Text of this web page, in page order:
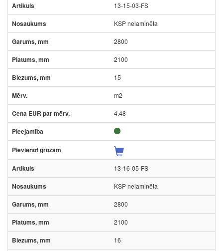
13-15-03-FS
KSP nelaminēta
2800
2100
15
m2
4.48
13-16-05-FS
KSP nelaminēta
2800
2100
16